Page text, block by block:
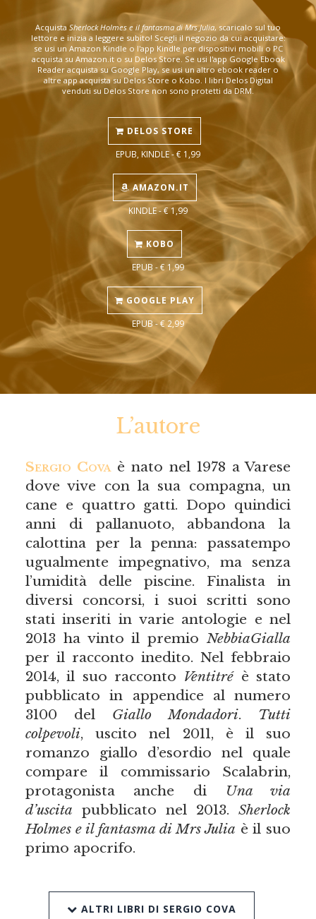
Acquista Sherlock Holmes e il fantasma di Mrs Julia, scaricalo sul tuo
lettore e inizia a leggere subito! Scegli il negozio da cui acquistare:
se usi un Amazon Kindle o l'app Kindle per dispositivi mobili o PC
acquista su Amazon.it o su Delos Store. Se usi l'app Google Ebook
Reader acquista su Google Play, se usi un altro ebook reader o
altre app acquista su Delos Store o Kobo. I libri Delos Digital
venduti su Delos Store non sono protetti da DRM.
DELOS STORE
EPUB, KINDLE - € 1,99
AMAZON.IT
KINDLE - € 1,99
KOBO
EPUB - € 1,99
GOOGLE PLAY
EPUB - € 2,99
L’autore
Sergio Cova è nato nel 1978 a Varese
dove vive con la sua compagna, un
cane e quattro gatti. Dopo quindici
anni di pallanuoto, abbandona la
calottina per la penna: passatempo
ugualmente impegnativo, ma senza
l’umidità delle piscine. Finalista in
diversi concorsi, i suoi scritti sono
stati inseriti in varie antologie e nel
2013 ha vinto il premio NebbiaGialla
per il racconto inedito. Nel febbraio
2014, il suo racconto Ventitréè stato
pubblicato in appendice al numero
3100 del Giallo Mondadori. Tutti
colpevoli, uscito nel 2011, è il suo
romanzo giallo d’esordio nel quale
compare il commissario Scalabrin,
protagonista anche di Una via
d’uscita pubblicato nel 2013.Sherlock
Holmes e il fantasma di Mrs Julia è il suo
primo apocrifo.
ALTRI LIBRI DI SERGIO COVA